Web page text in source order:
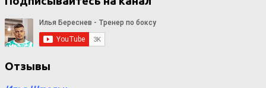
Отзывы